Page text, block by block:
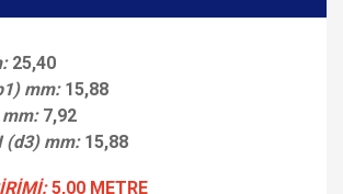
25,40
mm:15,88
mm:7,92
(d3) mm:15,88
5,00 METRE